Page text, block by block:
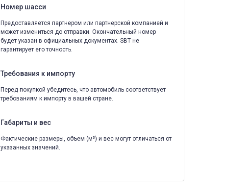
Номер шасси
Предоставляется партнером или партнерской компанией и
может измениться до отправки. Окончательный номер
будет указан в официальных документах. SBT не
гарантирует его точность.
Требования к импорту
Перед покупкой убедитесь, что автомобиль соответствует
требованиям к импорту в вашей стране.
Габариты и вес
Фактические размеры, объем (м³) и вес могут отличаться от
указанных значений.